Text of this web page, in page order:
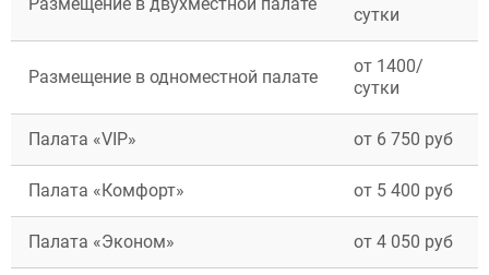
сутки
Размещение в одноместной палате
от 1400/
сутки
Палата «VIP» от 6 750 руб
Палата «Комфорт» от 5 400 руб
Палата «Эконом» от 4 050 руб
Отправить
Заполните форму ниже, мы вам
перезвоним
Щёлково
Электросталь
Электроугли
Павловский Посад
Ступино
Дмитров
Фрязино
Дзержинский
Солнечногорск